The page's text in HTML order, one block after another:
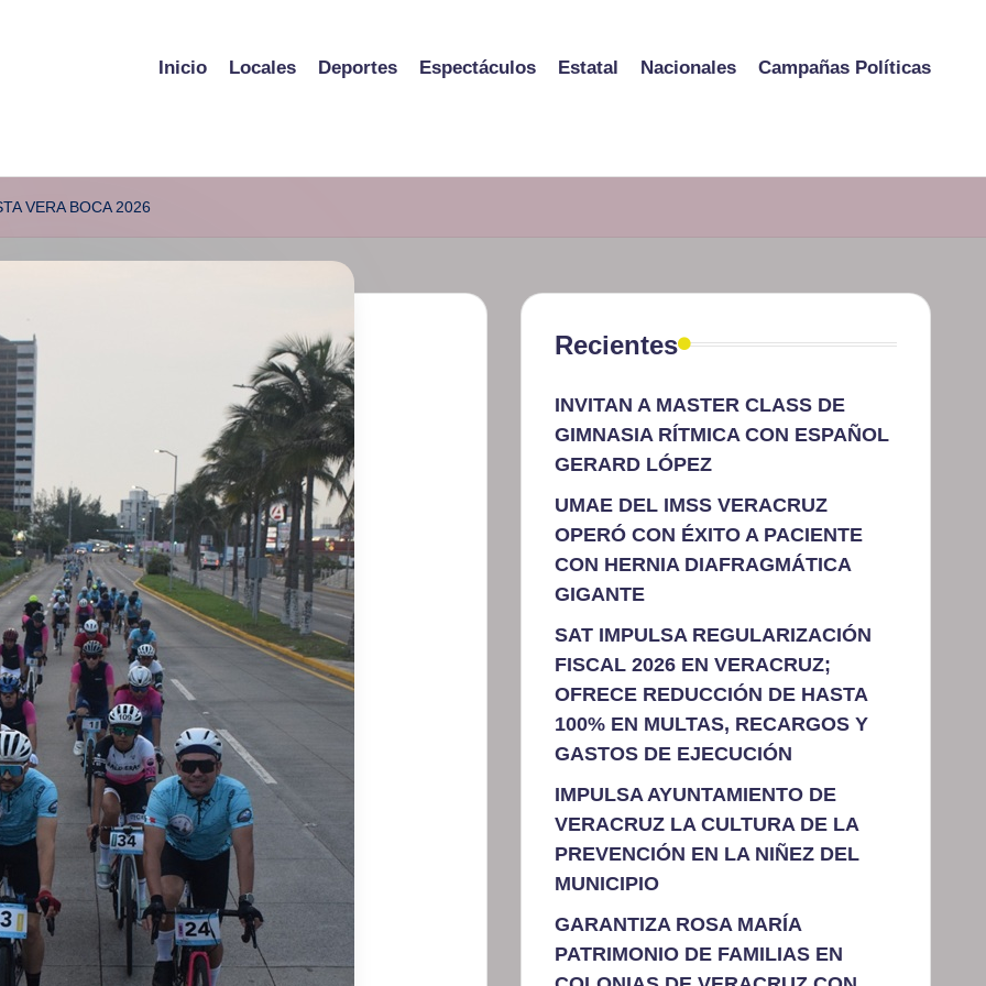
Inicio Locales Deportes Espectáculos Estatal Nacionales Campañas Políticas
VERA BOCA 2026
Recientes
INVITAN A MASTER CLASS DE
GIMNASIA RÍTMICA CON ESPAÑOL
GERARD LÓPEZ
UMAE DEL IMSS VERACRUZ
OPERÓ CON ÉXITO A PACIENTE
CON HERNIA DIAFRAGMÁTICA
GIGANTE
SAT IMPULSA REGULARIZACIÓN
FISCAL 2026 EN VERACRUZ;
OFRECE REDUCCIÓN DE HASTA
100% EN MULTAS, RECARGOS Y
GASTOS DE EJECUCIÓN
IMPULSA AYUNTAMIENTO DE
VERACRUZ LA CULTURA DE LA
PREVENCIÓN EN LA NIÑEZ DEL
MUNICIPIO
GARANTIZA ROSA MARÍA
PATRIMONIO DE FAMILIAS EN